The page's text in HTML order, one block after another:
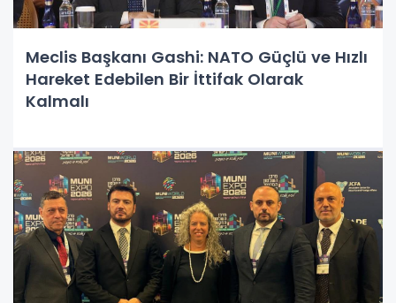
Meclis Başkanı Gashi: NATO Güçlü ve Hızlı
Hareket Edebilen Bir İttifak Olarak
Kalmalı